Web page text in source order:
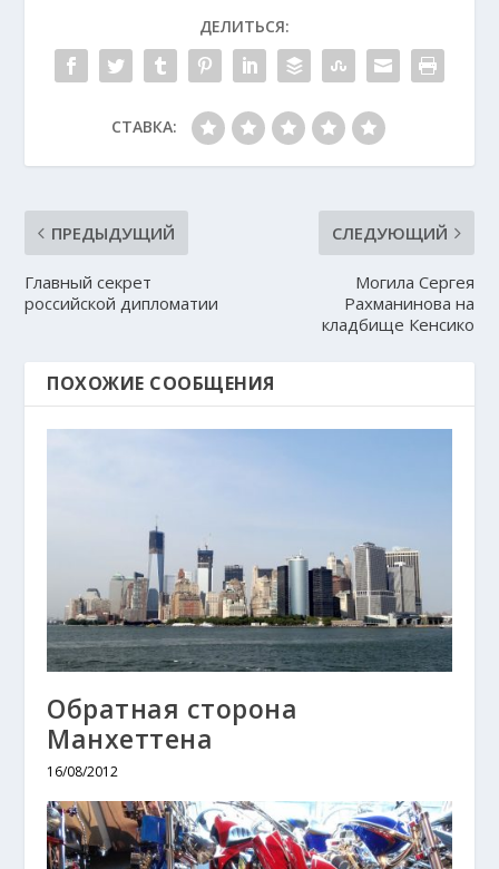
ДЕЛИТЬСЯ:
СТАВКА:
ПРЕДЫДУЩИЙ
Главный секрет
российской дипломатии
СЛЕДУЮЩИЙ
Могила Сергея
Рахманинова на
кладбище Кенсико
ПОХОЖИЕ СООБЩЕНИЯ
Обратная сторона
Манхеттена
16/08/2012